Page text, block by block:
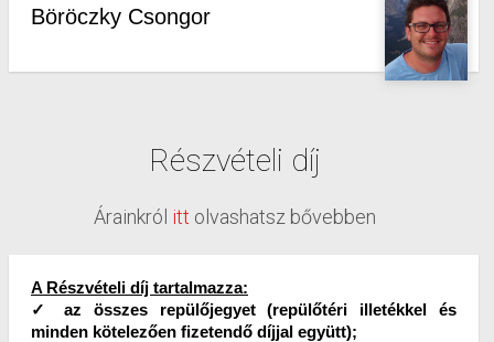
Böröczky Csongor
Részvételi díj
Árainkról itt olvashatsz bővebben
A Részvételi díj tartalmazza:
✓ az összes repülőjegyet (repülőtéri illetékkel és
minden kötelezően fizetendő díjjal együtt);